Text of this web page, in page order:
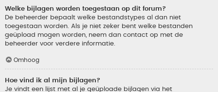
Welke bijlagen worden toegestaan op dit forum?
De beheerder bepaalt welke bestandstypes al dan niet
toegestaan worden. Als je niet zeker bent welke bestanden
geüpload mogen worden, neem dan contact op met de
beheerder voor verdere informatie.
Omhoog
Hoe vind ik al mijn bijlagen?
Je vindt een lijst met al je geüploade bijlagen via het